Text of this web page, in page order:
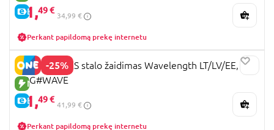
E-KAINA
31,49 €
34,99 €
Perkant papildomą prekę internetu
-25%
NAUJA PREKĖ
E-KAINA
BRAIN GAMES stalo žaidimas Wavelength LT/LV/EE,
BRG#WAVE
31,49 €
41,99 €
Perkant papildomą prekę internetu